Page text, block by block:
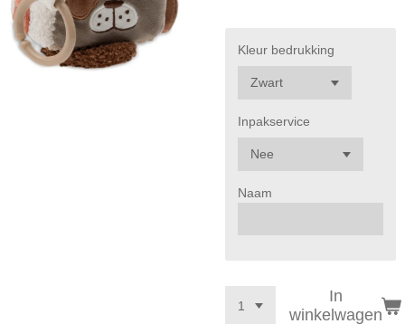
Kleur bedrukking
Inpakservice
Naam
In
winkelwagen